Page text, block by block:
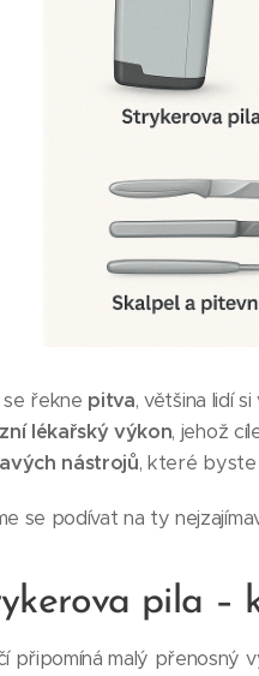
řekne pitva, většina lidí
lékařský výkon, jehož
nástrojů, které byste
se podívat na ty
pila –
připomíná malý přenosný